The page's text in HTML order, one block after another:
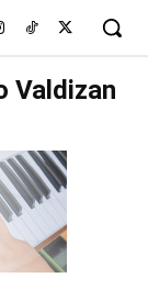
Valdizan